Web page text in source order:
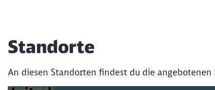
Standorte
An diesen Standorten findest du die angebotenen